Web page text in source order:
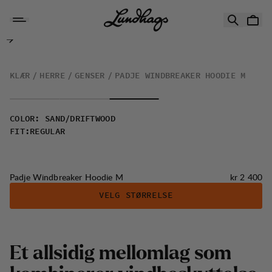
Padje Windbreaker Hoodie M
KLÆR HERRE GENSER PADJE WINDBREAKER HOODIE M
COLOR : SAND/DRIFTWOOD
FIT: REGULAR
Padje Windbreaker Hoodie M Pris:
kr 2 400
VELG STØRRELSE
Et allsidig mellomlag som